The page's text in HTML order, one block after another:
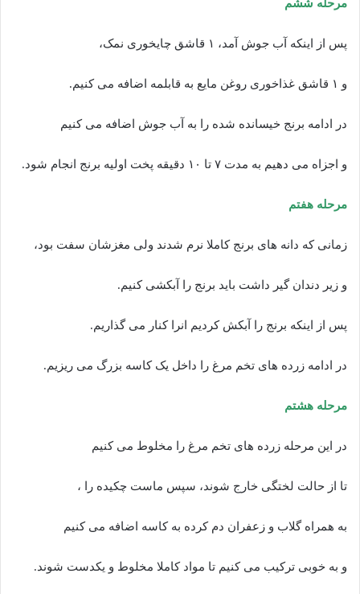
مرحله ششم
پس از اینکه آب جوش آمد، ۱ قاشق چایخوری نمک،
و ۱ قاشق غذاخوری روغن مایع به قابلمه اضافه می کنیم.
در ادامه برنج خیسانده شده را به آب جوش اضافه می کنیم
و اجزاه می دهیم به مدت ۷ تا ۱۰ دقیقه پخت اولیه برنج انجام شود.
مرحله هفتم
زمانی که دانه های برنج کاملا نرم شدند ولی مغزشان سفت بود،
و زیر دندان گیر داشت باید برنج را آبکشی کنیم.
پس از اینکه برنج را آبکش کردیم انرا کنار می گذاریم.
در ادامه زرده های تخم مرغ را داخل یک کاسه بزرگ می ریزیم.
مرحله هشتم
در این مرحله زرده های تخم مرغ را مخلوط می کنیم
تا از حالت لختگی خارج شوند، سپس ماست چکیده را ،
به همراه گلاب و زعفران دم کرده به کاسه اضافه می کنیم
و به خوبی ترکیب می کنیم تا مواد کاملا مخلوط و یکدست شوند.